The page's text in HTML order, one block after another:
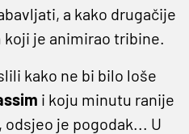
a kako drugačije
je animirao tribine.
kako ne bi bilo loše
i koju minutu ranije
je pogodak... U